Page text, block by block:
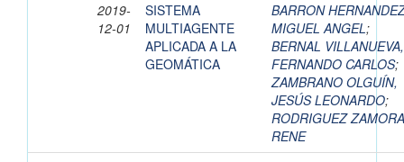
2019-
12-01
SISTEMA
MULTIAGENTE
APLICADA A LA
GEOMÁTICA
BARRON
MIGUEL ANGEL;
BERNAL VILLANUEVA,
FERNANDO CARLOS;
ZAMBRANO OLGUÍN,
JESÚS LEONARDO;
RODRIGUEZ
RENE